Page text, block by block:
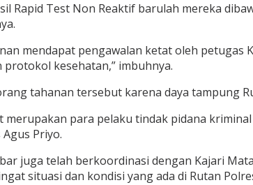
Rapid Test Non Reaktif barulah mereka
mendapat pengawalan ketat oleh petugas
kesehatan,” imbuhnya.
tahanan tersebut karena daya tampung
merupakan para pelaku tindak pidana
Priyo.
juga telah berkoordinasi dengan Kajari
situasi dan kondisi yang ada di Rutan